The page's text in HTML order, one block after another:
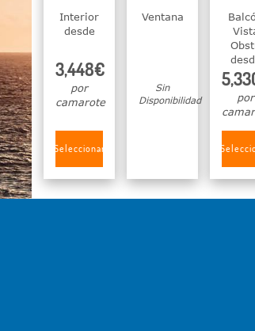
Interior
desde
3,448€
por
camarote
Seleccionar
Ventana
Sin
Disponibilidad
por